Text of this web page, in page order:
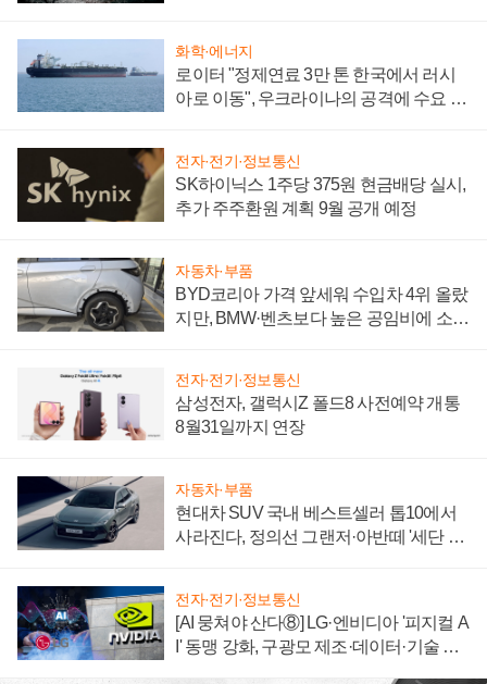
화학·에너지
로이터 "정제연료 3만 톤 한국에서 러시
아로 이동", 우크라이나의 공격에 수요 늘
전자·전기·정보통신
SK하이닉스 1주당 375원 현금배당 실시,
추가 주주환원 계획 9월 공개 예정
자동차·부품
BYD코리아 가격 앞세워 수입차 4위 올랐
지만, BMW·벤츠보다 높은 공임비에 소비
전자·전기·정보통신
삼성전자, 갤럭시Z 폴드8 사전예약 개통
8월31일까지 연장
자동차·부품
현대차 SUV 국내 베스트셀러 톱10에서
사라진다, 정의선 그랜저·아반떼 '세단 쌍
전자·전기·정보통신
[AI 뭉쳐야 산다⑧] LG·엔비디아 '피지컬 A
I' 동맹 강화, 구광모 제조·데이터·기술 결